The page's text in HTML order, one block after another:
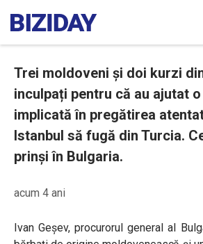
Trei moldoveni și doi kurzi
inculpați pentru că au ajutat
implicată în pregătirea
Istanbul să fugă din Turcia.
prinși în Bulgaria.
acum 4 ani
Ivan Geșev, procurorul general al